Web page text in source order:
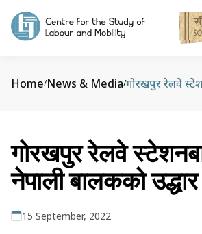
Home/News & Media/
गोरखपुर रेलवे
नेपाली बालकको उद्धार
15 September, 2022